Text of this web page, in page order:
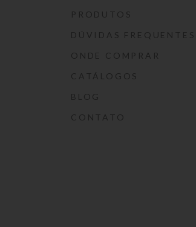
PRODUTOS
DÚVIDAS FREQUENTES
ONDE COMPRAR
CATÁLOGOS
BLOG
CONTATO